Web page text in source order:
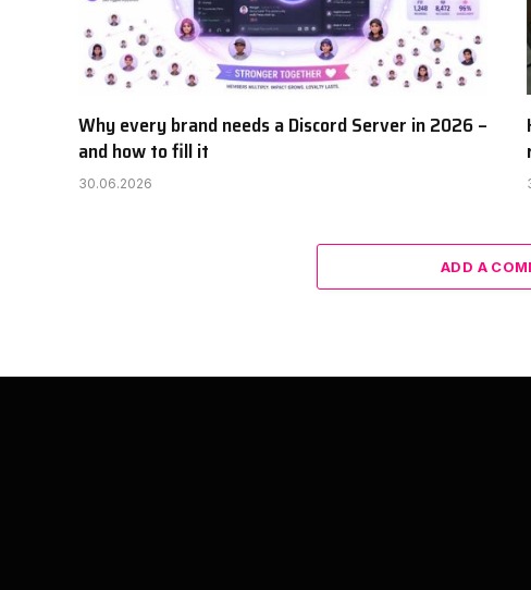
Why every brand needs a Discord Server in 2026 –
and how to fill it
30.06.2026
ADD A